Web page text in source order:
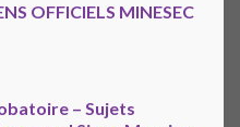
OFFICIELS MINESEC
– Sujets